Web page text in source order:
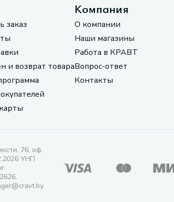
заказ
и возврат товара
Компания
О компании
Наши магазины
Работа в КРАВТ
Вопрос-ответ
Контакты
76, оф.
УНП